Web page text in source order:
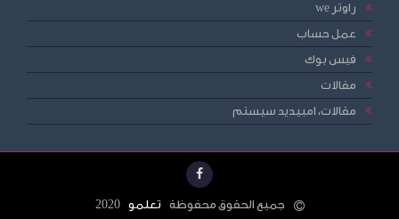
راوتر we
عمل حساب
فيس بوك
مقالات
مقالات، امبيديد سيستم
جميع الحقوق محفوظة تعلمو 2020